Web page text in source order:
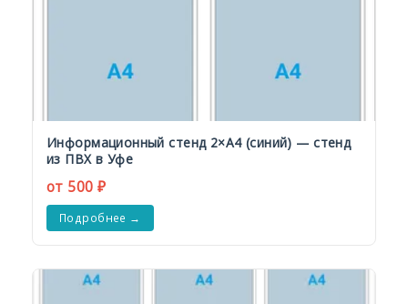
Информационный стенд 2×А4 (синий) — стенд
из ПВХ в Уфе
от 500 ₽
Подробнее →